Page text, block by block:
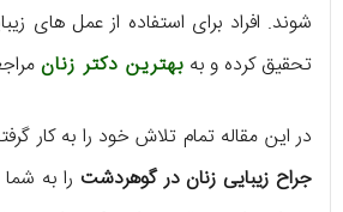
شوند. افراد برای استفاده از عمل های
تحقیق کرده و به بهترین دکتر زنان
در این مقاله تمام تلاش خود را به کار گرفته ایم
جراح زیبایی زنان در گوهردشت را به